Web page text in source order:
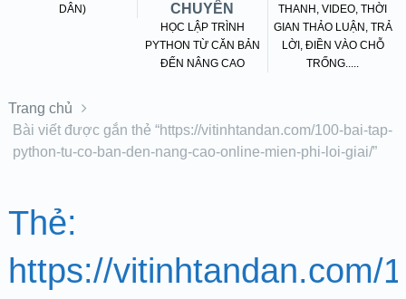
DÂN)
CHUYÊN
HỌC LẬP TRÌNH
PYTHON TỪ CĂN BẢN
ĐẾN NÂNG CAO
THANH, VIDEO, THỜI
GIAN THẢO LUẬN, TRẢ
LỜI, ĐIỀN VÀO CHỖ
TRỐNG.....
Trang chủ
Bài viết được gắn thẻ “https://vitinhtandan.com/100-bai-tap-
python-tu-co-ban-den-nang-cao-online-mien-phi-loi-giai/”
Thẻ:
https://vitinhtandan.com/